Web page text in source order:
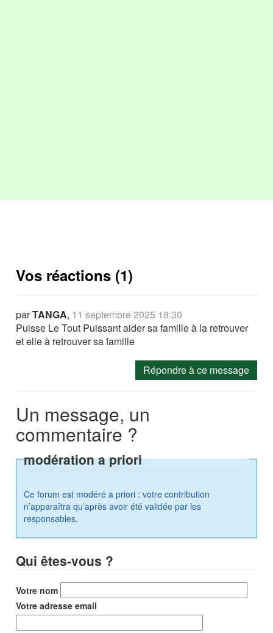
Vos réactions (1)
parTANGA, 11 septembre 2025 18:30
Puisse Le Tout Puissant aider sa famille à la retrouver
et elle à retrouver sa famille
Répondre à ce message
Un message, un
commentaire ?
modération a priori
Ce forum est modéré a priori : votre contribution
n’apparaîtra qu’après avoir été validée par les
responsables.
Qui êtes-vous ?
Votre nom
Votre adresse email